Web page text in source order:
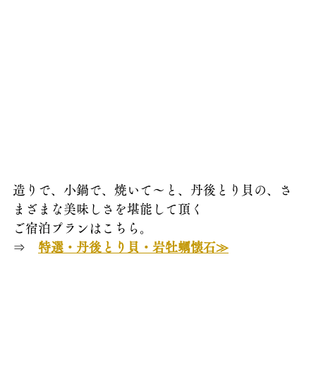
造りで、小鍋で、焼いて～と、丹後とり貝の、さ
まざまな美味しさを堪能して頂く
ご宿泊プランはこちら。
⇒ 特選・丹後とり貝・岩牡蠣懐石≫